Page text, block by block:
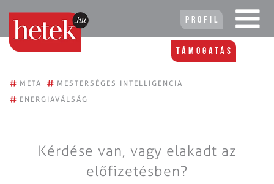
Profil
Támogatás
# META # MESTERSÉGES INTELLIGENCIA
# ENERGIAVÁLSÁG
Kérdése van, vagy elakadt az
előfizetésben?